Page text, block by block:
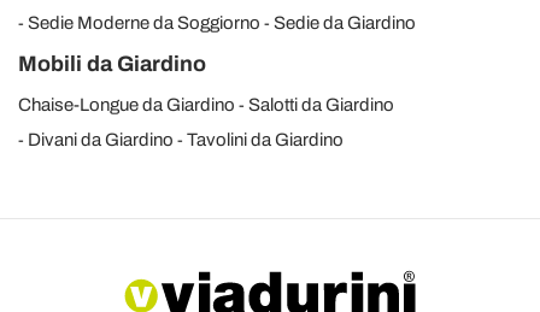
Sedie Moderne da Soggiorno
Sedie da Giardino
Mobili da Giardino
Chaise-Longue da Giardino
Salotti da Giardino
Divani da Giardino
Tavolini da Giardino